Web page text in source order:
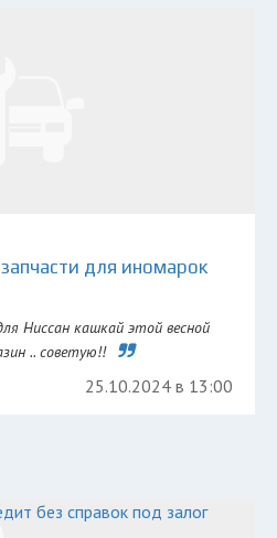
для иномарок
Ниссан кашкай этой весной
.. советую!!
25.10.2024 в 13:00